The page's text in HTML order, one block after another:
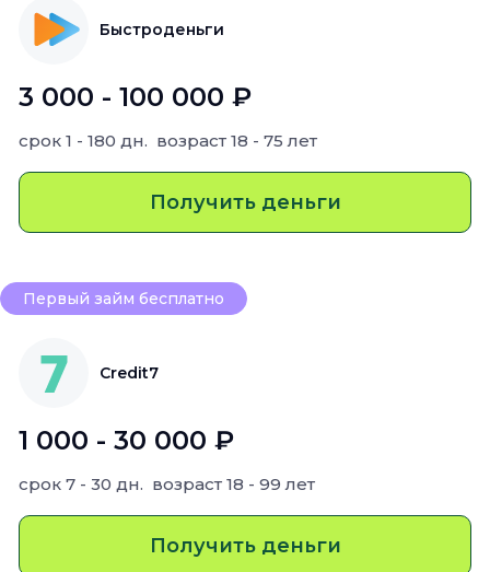
Быстроденьги
3 000 - 100 000 ₽
срок 1 - 180 дн. возраст 18 - 75 лет
Получить деньги
Первый займ бесплатно
Credit7
1 000 - 30 000 ₽
срок 7 - 30 дн. возраст 18 - 99 лет
Получить деньги